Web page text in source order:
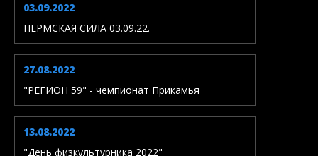
03.09.2022
ПЕРМСКАЯ СИЛА 03.09.22.
27.08.2022
"РЕГИОН 59" - чемпионат Прикамья
13.08.2022
"День физкультурника 2022"